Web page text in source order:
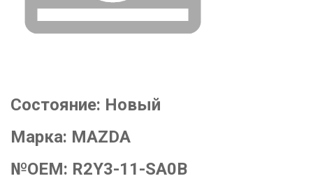
Состояние: Новый
Марка: MAZDA
№OEM: R2Y3-11-SA0B